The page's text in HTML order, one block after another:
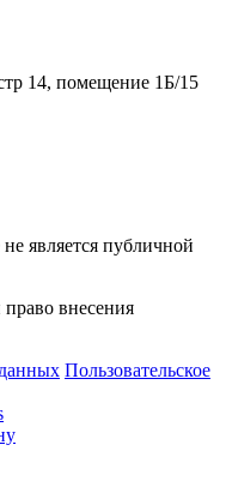
14, помещение 1Б/15
является публичной
право внесения
Пользовательское